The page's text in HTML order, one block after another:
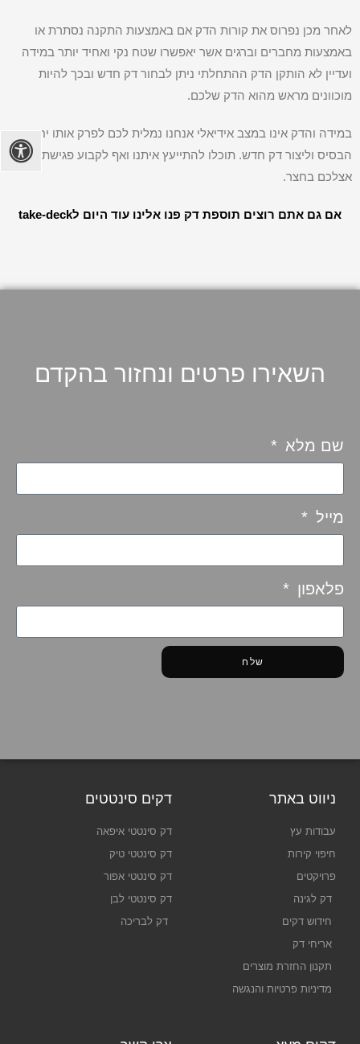
לאחר מכן נפרוס את קורות הדק אם באמצעות התקנה נסתרת או
באמצעות מחברים וברגים אשר יאפשרו שטח נקי ואחיד יותר במידה
ועדיין לא הותקן הדק ההתחלתי ניתן לבחור דק חדש ובכך להיות
מוכוונים מראש מהוא הדק שלכם.
במידה והדק אינו במצב אידיאלי אנחנו נמלית לכם לפרק אותו יחד עם
הבסיס וליצור דק חדש. תוכלו להתייעץ איתנו ואף לקבוע פגישת ייעוץ
אצלכם בחצר.
אם גם אתם רוצים תוספת דק פנו אלינו עוד היום לtake-deck
השאירו פרטים ונחזור בהקדם
שם מלא
מייל
פלאפון
שלח
ניווט באתר
עבודות עץ
חיפוי קירות
פרויקטים
דק לגינה
חידוש דקים
אריחי דק
תקנון החזרת מוצרים
מדיניות פרטיות והנגשה
דקים סינטטים
דק סינטטי איפאה
דק סינטטי טיק
דק סינטטי אפור
דק סינטטי לבן
דק לבריכה